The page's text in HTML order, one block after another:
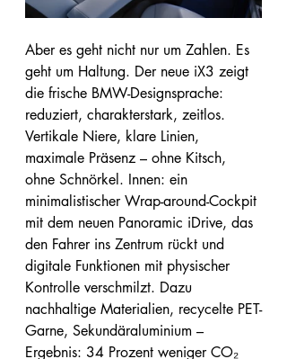
Aber es geht nicht nur um Zahlen. Es
geht um Haltung. Der neue iX3 zeigt
die frische BMW-Designsprache:
reduziert, charakterstark, zeitlos.
Vertikale Niere, klare Linien,
maximale Präsenz – ohne Kitsch,
ohne Schnörkel. Innen: ein
minimalistischer Wrap-around-Cockpit
mit dem neuen Panoramic iDrive, das
den Fahrer ins Zentrum rückt und
digitale Funktionen mit physischer
Kontrolle verschmilzt. Dazu
nachhaltige Materialien, recycelte PET-
Garne, Sekundäraluminium –
Ergebnis: 34 Prozent weniger CO₂